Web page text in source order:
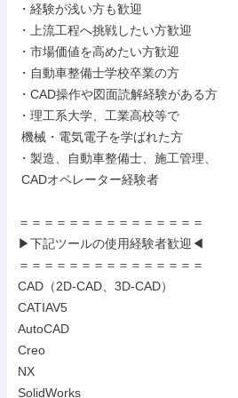
・経験が浅い方も歓迎
・上流工程へ挑戦したい方歓迎
・市場価値を高めたい方歓迎
・自動車整備士学校卒業の方
・CAD操作や図面読解経験がある方
・理工系大学、工業高校等で
・製造、自動車整備士、施工管理、
＝＝＝＝＝＝＝＝＝＝＝＝＝＝＝
▶下記ツールの使用経験者歓迎◀
＝＝＝＝＝＝＝＝＝＝＝＝＝＝＝
CAD（2D-CAD、3D-CAD）
CATIAV5
AutoCAD
Creo
NX
SolidWorks